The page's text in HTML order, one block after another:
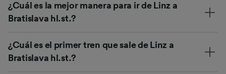
¿Cuál es la mejor manera para ir de Linz a
Bratislava hl.st.?
¿Cuál es el primer tren que sale de Linz a
Bratislava hl.st.?